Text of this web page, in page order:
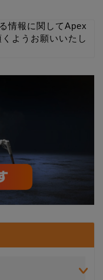
情報に関してApex
ようお願いいたし